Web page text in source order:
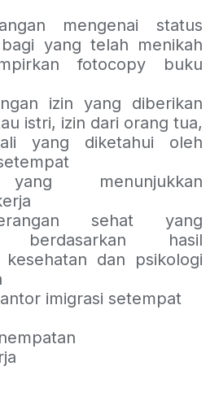
mengenai status
yang telah menikah
fotocopy buku
izin yang diberikan
istri, izin dari orang tua,
yang diketahui oleh
menunjukkan
sehat yang
berdasarkan hasil
kesehatan dan psikologi
imigrasi setempat